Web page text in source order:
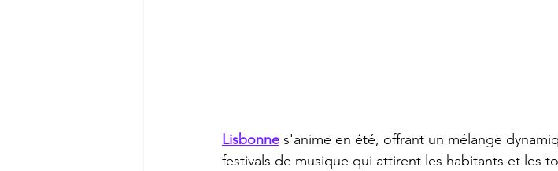
Lisbonne s'anime en été, offrant un mélange
festivals de musique qui attirent les habitants et les